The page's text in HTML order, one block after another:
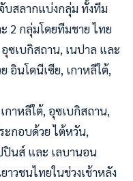
บสลากแบ่งกลุ่ม ทั้งทีม
2 กลุ่มโดยทีมชาย ไทย
ซเบกิสถาน, เนปาล และ
อินโดนีเซีย, เกาหลีใต้,
าหลีใต้, อุซเบกิสถาน,
กอบด้วย ไต้หวัน,
ปินส์ และ เลบานอน
วชนไทยในช่วงเช้าหลัง